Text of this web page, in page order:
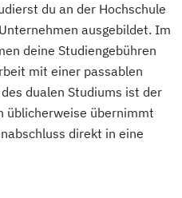
(Dresden School of
Event-
du an der Hochschule
ausgebildet. Im
deine Studiengebühren
mit einer passablen
dualen Studiums ist der
üblicherweise übernimmt
direkt in eine